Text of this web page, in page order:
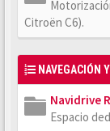
Citroën C6).
NAVEGACIÓN
Navidrive
Espacio